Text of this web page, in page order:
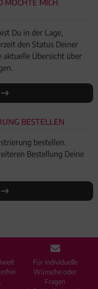
MÖCHTE MICH
Du in der Lage,
den Status Deiner
aktuelle Übersicht über
BESTELLEN
bestellen.
Bestellung Deine
Für individuelle
Wünsche oder
Fragen